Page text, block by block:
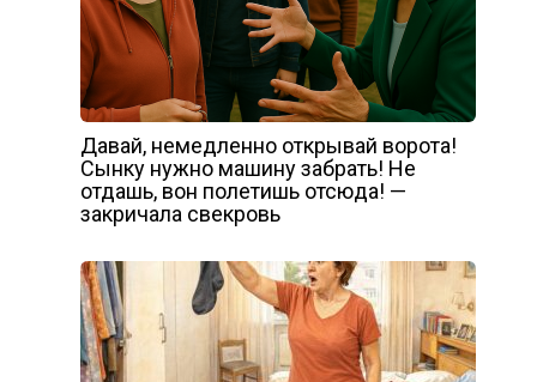
Давай, немедленно открывай ворота!
Сынку нужно машину забрать! Не
отдашь, вон полетишь отсюда! —
закричала свекровь